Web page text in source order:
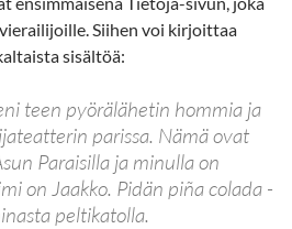
Siihen voi kirjoittaa
sisältöä:
teen pyörälähetin hommia ja
parissa. Nämä ovat
Paraisilla ja minulla on
on Jaakko. Pidän piña colada -
peltikatolla.